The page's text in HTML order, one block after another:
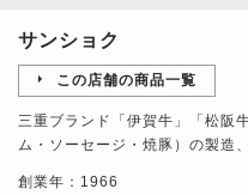
サンショク
この店舗の商品一覧
三重ブランド「伊賀牛」「松阪
ム・ソーセージ・焼豚）の製造
創業年：1966